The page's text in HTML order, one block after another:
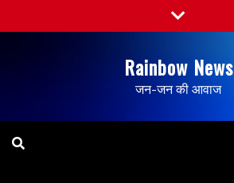
Rainbow News
जन-जन की आवाज